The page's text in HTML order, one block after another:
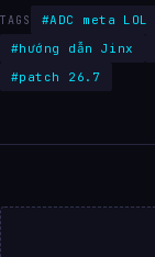
TAGS #ADC meta LOL
#hướng dẫn Jinx
#patch 26.7